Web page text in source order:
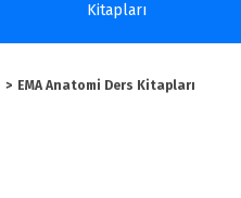
Kitapları
EMA Anatomi Ders Kitapları